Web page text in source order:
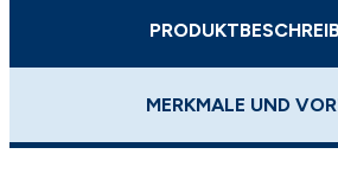
MERKMALE UND